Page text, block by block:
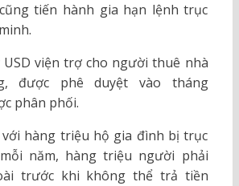
tiến hành gia hạn lệnh trục
viện trợ cho người thuê nhà
được phê duyệt vào tháng
phân phối.
hàng triệu hộ gia đình bị trục
năm, hàng triệu người phải
trước khi không thể trả tiền